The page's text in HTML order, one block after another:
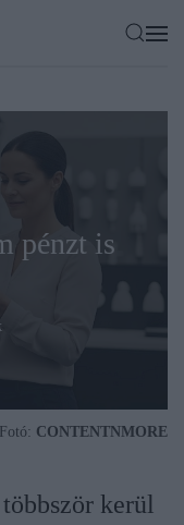
pénzt is
Fotó: CONTENTNMORE
kerül